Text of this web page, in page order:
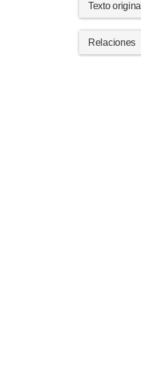
Texto original
Relaciones